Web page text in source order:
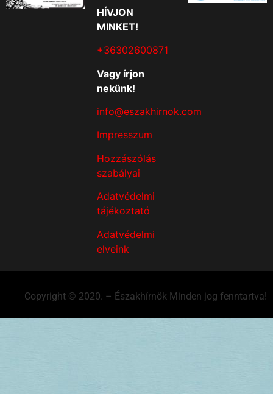
HÍVJON
MINKET!
+36302600871
Vagy írjon
nekünk!
info@eszakhirnok.com
Impresszum
Hozzászólás
szabályai
Adatvédelmi
tájékoztató
Adatvédelmi
elveink
Copyright © 2020. – Északhírnök Minden jog fenntartva!